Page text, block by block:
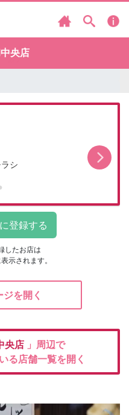
央店
シ
したお店は
表示されます。
を開く
央店 」周辺で
る店舗一覧を開く